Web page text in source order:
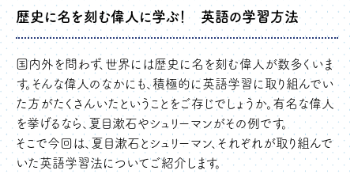
歴史に名を刻む偉人に学ぶ！ 英語の学習方法
国内外を問わず、世界には歴史に名を刻む偉人が数多くいま
す。そんな偉人のなかにも、積極的に英語学習に取り組んでい
た方がたくさんいたということをご存じでしょうか。有名な偉人
を挙げるなら、夏目漱石やシュリーマンがその例です。
そこで今回は、夏目漱石とシュリーマン、それぞれが取り組んで
いた英語学習法についてご紹介します。